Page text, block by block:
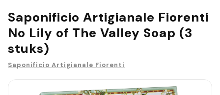
Saponificio Artigianale Fiorenti
No Lily of The Valley Soap (3
stuks)
Saponificio Artigianale Fiorenti